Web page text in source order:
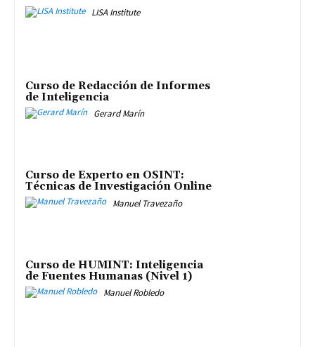
LISA Institute
Curso de Redacción de Informes
de Inteligencia
Gerard Marín
Curso de Experto en OSINT:
Técnicas de Investigación Online
Manuel Travezaño
Curso de HUMINT: Inteligencia
de Fuentes Humanas (Nivel 1)
Manuel Robledo